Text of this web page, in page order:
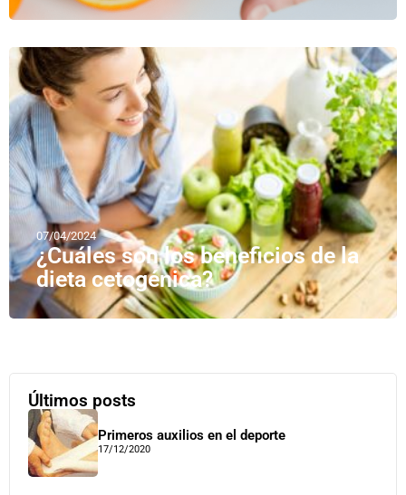
07/04/2024
¿Cuáles son los beneficios de la
dieta cetogénica?
Últimos posts
Primeros auxilios en el deporte
17/12/2020